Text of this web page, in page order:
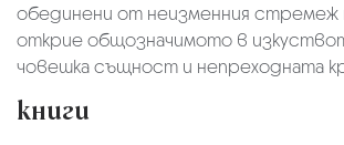
обединени от неизменния стремеж
открие общозначимото в
човешка същност и непреходната
книги